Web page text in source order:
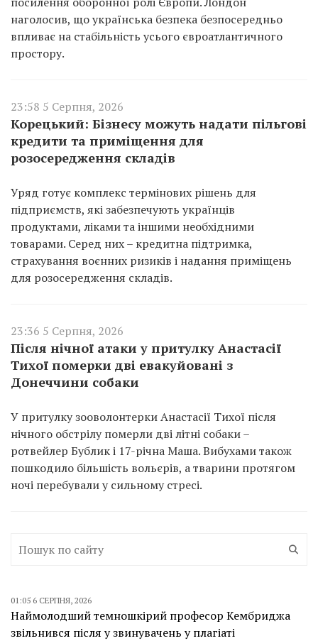
наголосив, що українська безпека безпосередньо
впливає на стабільність усього євроатлантичного
простору.
23:58 5 Серпня, 2026
Корецький: Бізнесу можуть надати пільгові
кредити та приміщення для
розосередження складів
Уряд готує комплекс термінових рішень для
підприємств, які забезпечують українців
продуктами, ліками та іншими необхідними
товарами. Серед них – кредитна підтримка,
страхування воєнних ризиків і надання приміщень
для розосередження складів.
23:36 5 Серпня, 2026
Після нічної атаки у притулку Анастасії
Тихої померки дві евакуйовані з
Донеччини собаки
У притулку зооволонтерки Анастасії Тихої після
нічного обстрілу померли дві літні собаки –
ротвейлер Бублик і 17-річна Маша. Вибухами також
пошкодило більшість вольєрів, а тварини протягом
ночі перебували у сильному стресі.
01:05 6 СЕРПНЯ, 2026
Наймолодший темношкірий професор Кембриджа
звільнився після у звинувачень у плагіаті